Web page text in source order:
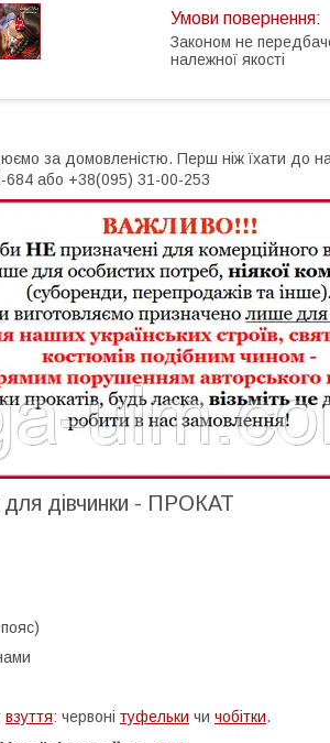
Законом не
належної якості
за домовленістю. Перш ніж їхати до
684 або +38(095) 31-00-253
для дівчинки - ПРОКАТ
взуття: червоні туфельки чи чобітки.